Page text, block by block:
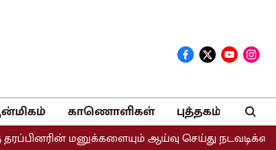
காணொளிகள் புத்தகம்
மனுக்களையும் ஆய்வு செய்து நடவடிக்கை